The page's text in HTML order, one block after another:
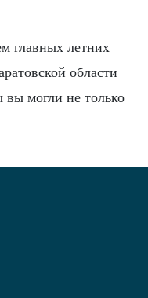
главных летних
области
могли не только